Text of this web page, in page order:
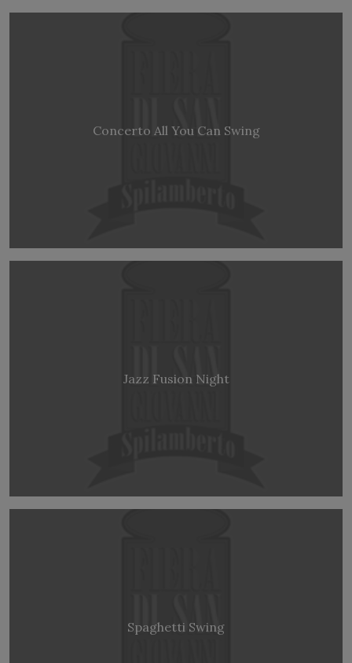
Concerto All You Can Swing
Jazz Fusion Night
Spaghetti Swing